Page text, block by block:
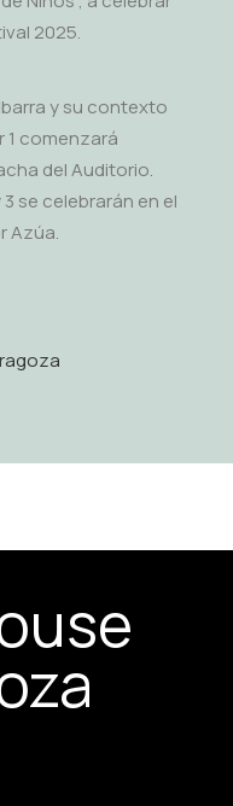
2025.
y su contexto
1 comenzará
del Auditorio.
se celebrarán en el
Azúa.